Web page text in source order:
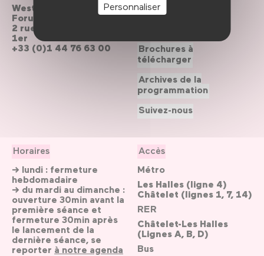
Personnaliser
Westfield
Forum des Halles
2 rue du cinéma, Paris
1er
+33 (0)1 44 76 63 00
Horaires
→ lundi : fermeture
hebdomadaire
→ du mardi au dimanche :
ouverture 30min avant la
première séance et
fermeture 30min après
le lancement de la
dernière séance, se
reporter à notre agenda
Accès
Métro
Les Halles (ligne 4)
Châtelet (lignes 1, 7, 14)
RER
Châtelet-Les Halles
(Lignes A, B, D)
Bus
Contactez-nous
Brochures à
télécharger
Archives de la
programmation
Suivez-nous